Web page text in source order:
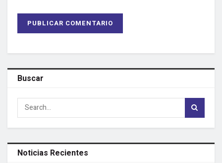
Buscar
Noticias Recientes